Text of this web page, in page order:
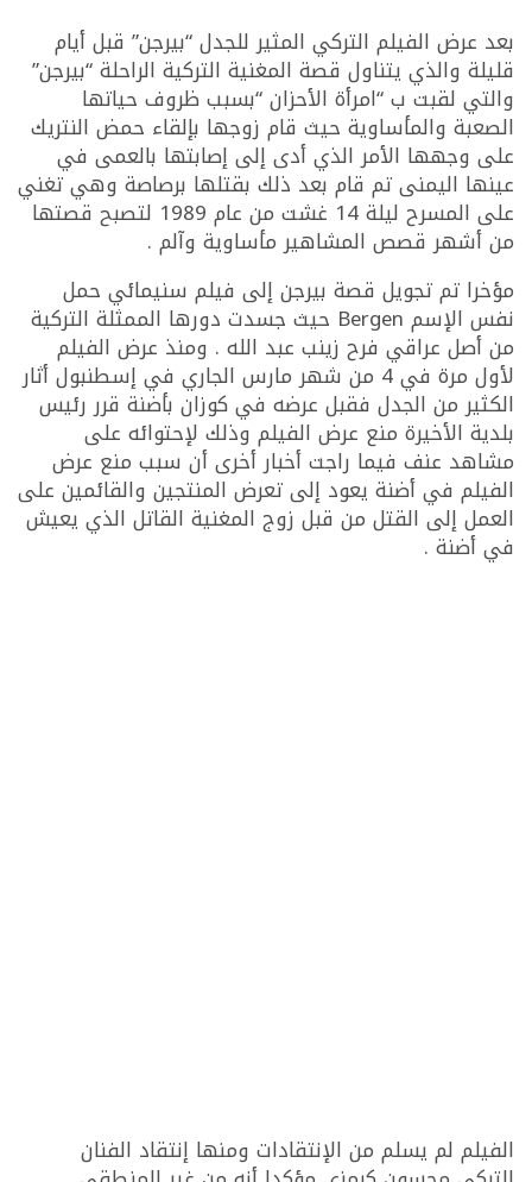
بعد عرض الفيلم التركي المثير للجدل “بيرجن” قبل أيام
قليلة والذي يتناول قصة المغنية التركية الراحلة “بيرجن”
والتي لقبت ب “امرأة الأحزان “بسبب ظروف حياتها
الصعبة والمأساوية حيث قام زوجها بإلقاء حمض النتريك
على وجهها الأمر الذي أدى إلى إصابتها بالعمى في
عينها اليمنى تم قام بعد ذلك بقتلها برصاصة وهي تغني
على المسرح ليلة 14 غشت من عام 1989 لتصبح قصتها
من أشهر قصص المشاهير مأساوية وآلم .
مؤخرا تم تجويل قصة بيرجن إلى فيلم سنيمائي حمل
نفس الإسم Bergen حيث جسدت دورها الممثلة التركية
من أصل عراقي فرح زينب عبد الله . ومنذ عرض الفيلم
لأول مرة في 4 من شهر مارس الجاري في إسطنبول أثار
الكثير من الجدل فقبل عرضه في كوزان بأضنة قرر رئيس
بلدية الأخيرة منع عرض الفيلم وذلك لإحتوائه على
مشاهد عنف فيما راجت أخبار أخرى أن سبب منع عرض
الفيلم في أضنة يعود إلى تعرض المنتجين والقائمين على
العمل إلى القتل من قبل زوج المغنية القاتل الذي يعيش
في أضنة .
الفيلم لم يسلم من الإنتقادات ومنها إنتقاد الفنان